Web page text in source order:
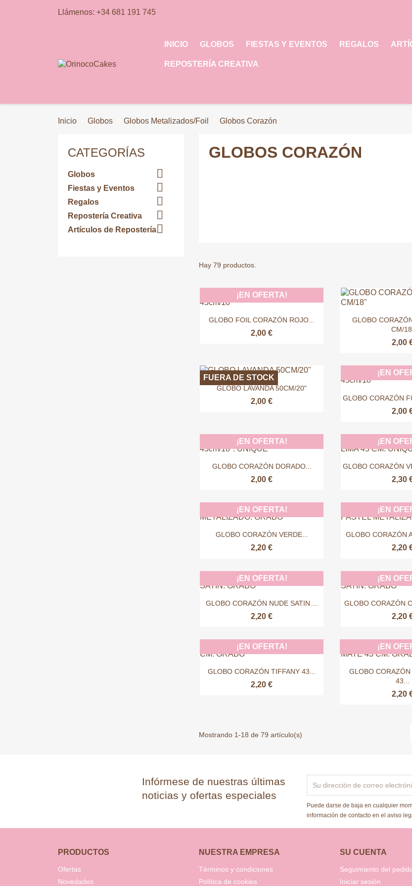
Llámenos: +34 681 191 745
INICIO GLOBOS FIESTAS Y EVENTOS REGALOS
REPOSTERÍA CREATIVA
Inicio Globos Globos Metalizados/Foil Globos Corazón
CATEGORÍAS
Globos 
Fiestas y Eventos 
Regalos 
Repostería Creativa 
Artículos de Repostería
GLOBOS CORAZÓN
Hay 79 productos.
 Vista rápida
GLOBO FOIL CORAZÓN ROJO...
2,00 €
¡EN OFERTA!
 Vista
GLOBO
CM/
2,00
 Vista rápida
GLOBO LAVANDA 50CM/20"
2,00 €
FUERA DE STOCK
 Vista
GLOBO CORAZÓN
2,00
¡EN
 Vista rápida
GLOBO CORAZÓN DORADO...
2,00 €
¡EN OFERTA!
 Vista
GLOBO CORAZÓN
2,30
¡EN
 Vista rápida
GLOBO CORAZÓN VERDE...
2,20 €
¡EN OFERTA!
 Vista
GLOBO CORAZÓN
2,20
¡EN
 Vista rápida
GLOBO CORAZÓN NUDE SATIN....
2,20 €
¡EN OFERTA!
 Vista
GLOBO CORAZÓN
2,20
¡EN
 Vista rápida
GLOBO CORAZÓN TIFFANY 43...
2,20 €
¡EN OFERTA!
 Vista
GLOBO
43...
2,20
¡EN
Mostrando 1-18 de 79 artículo(s)
Infórmese de nuestras últimas
noticias y ofertas especiales
Puede darse de baja en cualquier
información de contacto en el aviso
PRODUCTOS
Ofertas
Novedades
NUESTRA EMPRESA
Términos y condiciones
Política de cookies
SU CUENTA
Seguimiento del
Iniciar sesión